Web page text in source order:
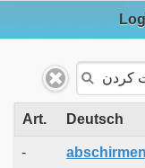
Art. Deutsch
- abschirmen